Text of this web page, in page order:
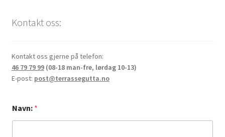
Kontakt oss:
Kontakt oss gjerne på telefon:
46 79 79 99(08-18 man-fre, lørdag 10-13)
E-post: post@terrassegutta.no
Navn: *